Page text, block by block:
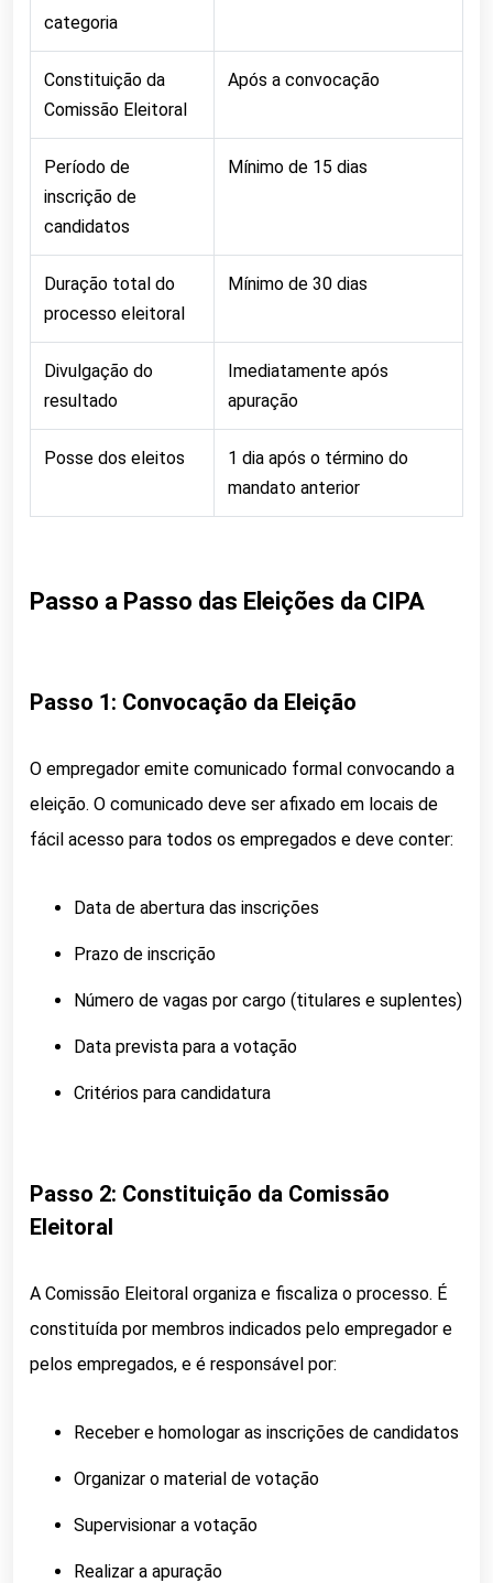
categoria
Constituição da
Comissão Eleitoral
Após a convocação
Período de
inscrição de
candidatos
Mínimo de 15 dias
Duração total do
processo eleitoral
Mínimo de 30 dias
Divulgação do
resultado
Imediatamente após
apuração
Posse dos eleitos
1 dia após o término do
mandato anterior
Passo a Passo das Eleições da CIPA
Passo 1: Convocação da Eleição
O empregador emite comunicado formal convocando a
eleição. O comunicado deve ser afixado em locais de
fácil acesso para todos os empregados e deve conter:
Data de abertura das inscrições
Prazo de inscrição
Número de vagas por cargo (titulares e suplentes)
Data prevista para a votação
Critérios para candidatura
Passo 2: Constituição da Comissão
Eleitoral
A Comissão Eleitoral organiza e fiscaliza o processo. É
constituída por membros indicados pelo empregador e
pelos empregados, e é responsável por:
Receber e homologar as inscrições de candidatos
Organizar o material de votação
Supervisionar a votação
Realizar a apuração